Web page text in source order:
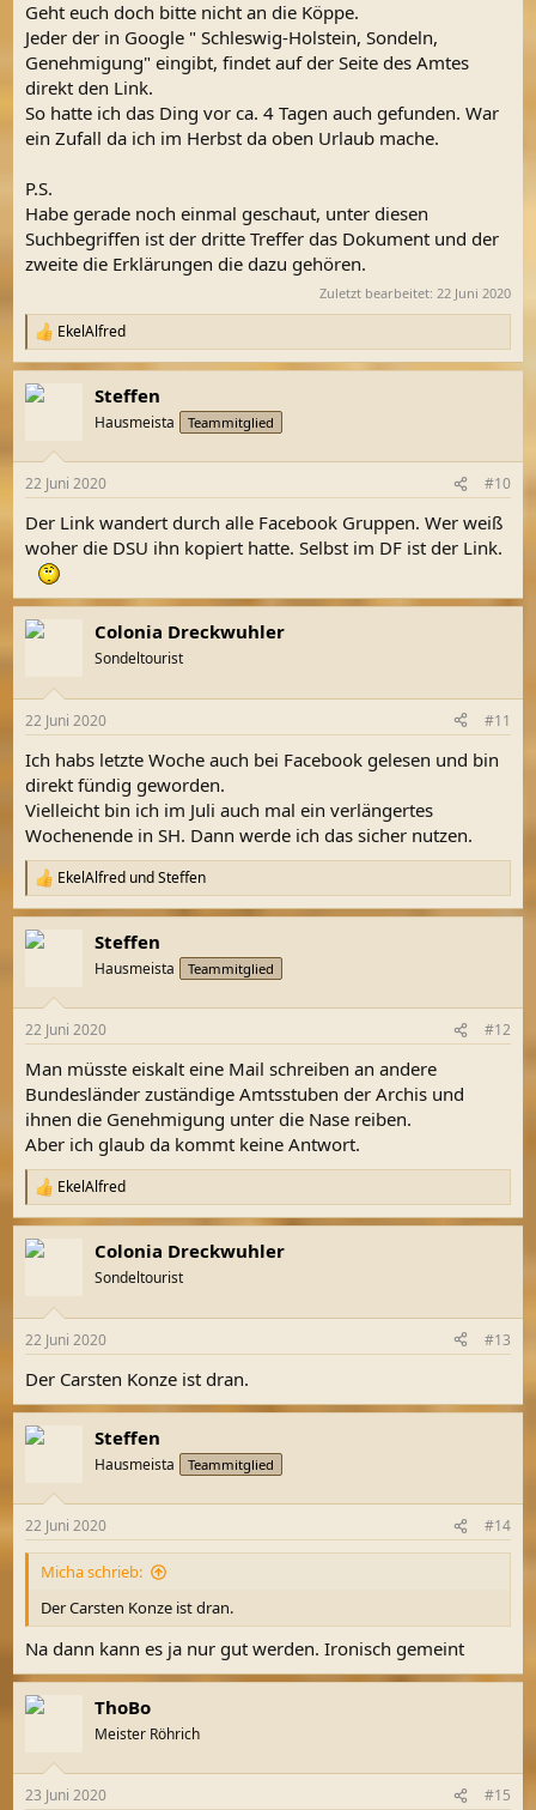
Geht euch doch bitte nicht an die Köppe.
Jeder der in Google " Schleswig-Holstein, Sondeln,
Genehmigung" eingibt, findet auf der Seite des Amtes
direkt den Link.
So hatte ich das Ding vor ca. 4 Tagen auch gefunden. War
ein Zufall da ich im Herbst da oben Urlaub mache.
P.S.
Habe gerade noch einmal geschaut, unter diesen
Suchbegriffen ist der dritte Treffer das Dokument und der
zweite die Erklärungen die dazu gehören.
Zuletzt bearbeitet: 22 Juni 2020
R
e
a
k
e
:
EkelAlfred
Steffen
Hausmeista Teammitglied
22 Juni 2020 #10
Der Link wandert durch alle Facebook Gruppen. Wer weiß
woher die DSU ihn kopiert hatte. Selbst im DF ist der Link.
Colonia Dreckwuhler
Sondeltourist
22 Juni 2020 #11
Ich habs letzte Woche auch bei Facebook gelesen und bin
direkt fündig geworden.
Vielleicht bin ich im Juli auch mal ein verlängertes
Wochenende in SH. Dann werde ich das sicher nutzen.
R
e
a
k
e
:
EkelAlfred undSteffen
Steffen
Hausmeista Teammitglied
22 Juni 2020 #12
Man müsste eiskalt eine Mail schreiben an andere
Bundesländer zuständige Amtsstuben der Archis und
ihnen die Genehmigung unter die Nase reiben.
Aber ich glaub da kommt keine Antwort.
R
e
a
k
e
:
EkelAlfred
Colonia Dreckwuhler
Sondeltourist
22 Juni 2020 #13
Der Carsten Konze ist dran.
Steffen
Hausmeista Teammitglied
22 Juni 2020 #14
Micha schrieb:
Der Carsten Konze ist dran.
Na dann kann es ja nur gut werden. Ironisch gemeint
ThoBo
Meister Röhrich
23 Juni 2020 #15